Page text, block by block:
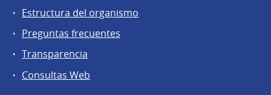
Estructura del organismo
Preguntas frecuentes
Transparencia
Consultas Web